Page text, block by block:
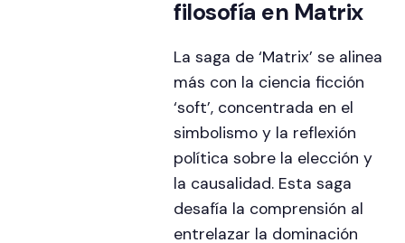
filosofía en Matrix
La saga de ‘Matrix’ se alinea
más con la ciencia ficción
‘soft’, concentrada en el
simbolismo y la reflexión
política sobre la elección y
la causalidad. Esta saga
desafía la comprensión al
entrelazar la dominación